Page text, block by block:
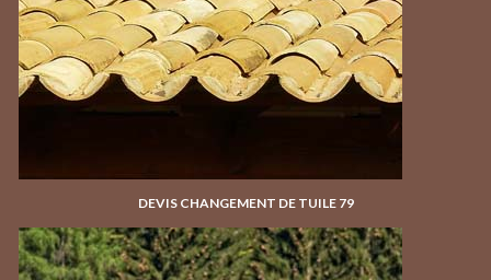
DEVIS CHANGEMENT DE TUILE 79